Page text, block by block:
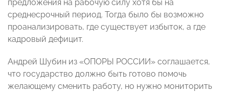
предложения на рабочую силу хотя бы на
среднесрочный период. Тогда было бы возможно
проанализировать, где существует избыток, а где
кадровый дефицит.
Андрей Шубин из «ОПОРЫ РОССИИ» соглашается,
что государство должно быть готово помочь
желающему сменить работу, но нужно мониторить